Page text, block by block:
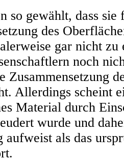
so gewählt, dass sie
des
gar nicht zu
noch
Zusammensetzung
Allerdings scheint
Material durch
wurde und
aufweist als das